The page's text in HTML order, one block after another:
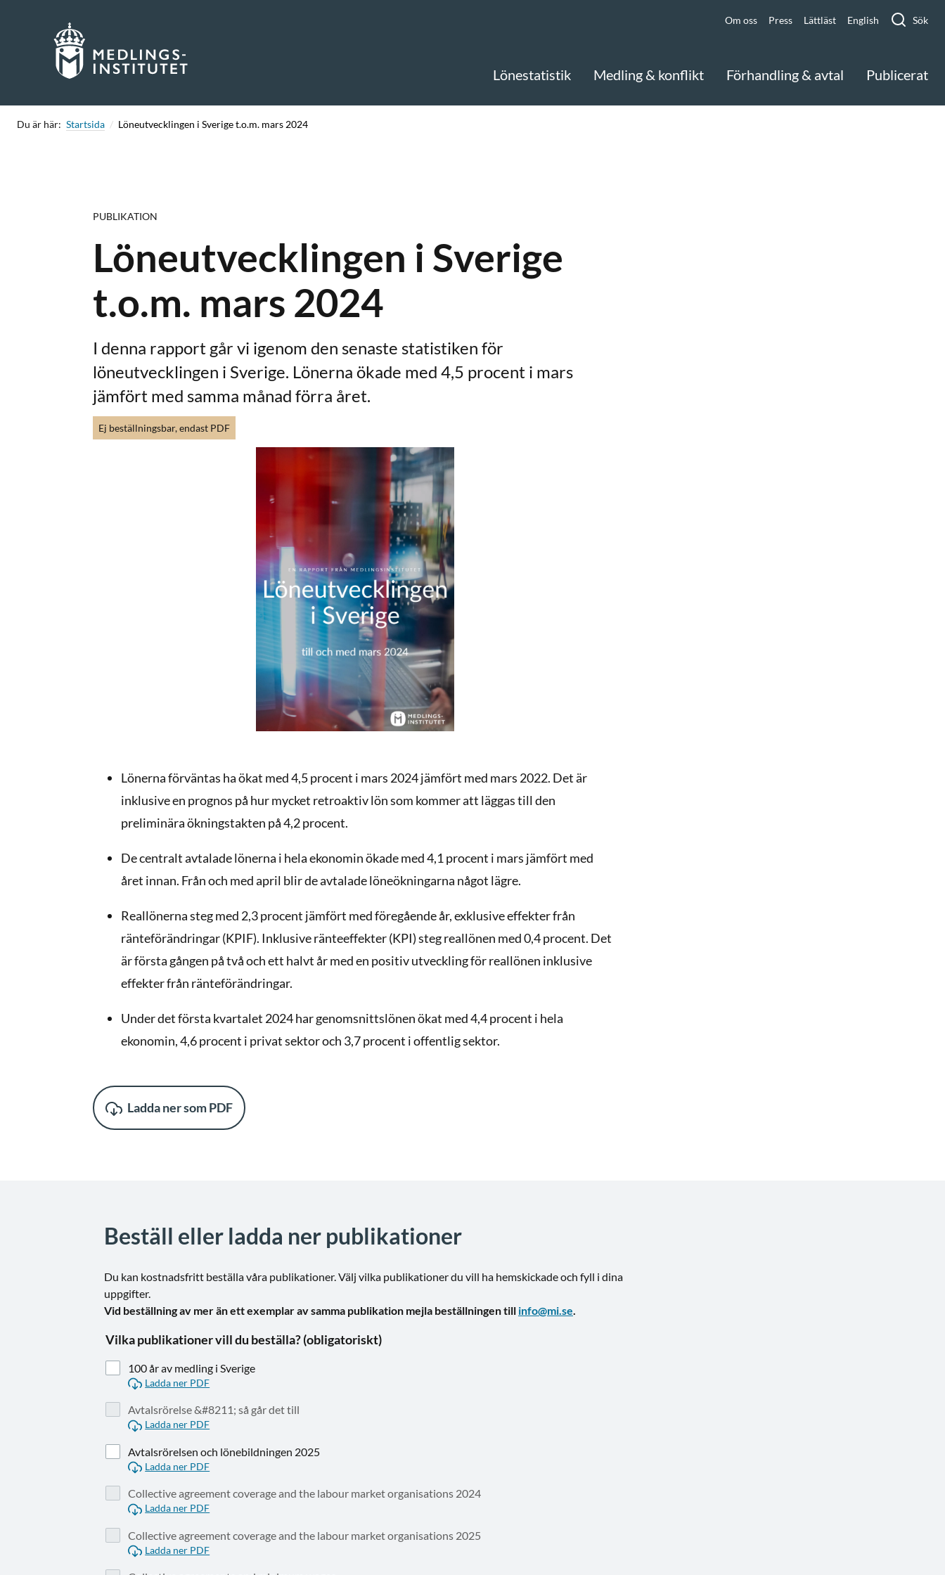
Lönestatistik Medling & konflikt Förhandling & avtal Publicerat
Om oss Press Lättläst English Sök
Du är här: Startsida Löneutvecklingen i Sverige t.o.m. mars 2024
PUBLIKATION
Löneutvecklingen i Sverige
t.o.m. mars 2024
I denna rapport går vi igenom den senaste statistiken för
löneutvecklingen i Sverige. Lönerna ökade med 4,5 procent i mars
jämfört med samma månad förra året.
Ej beställningsbar, endast PDF
Lönerna förväntas ha ökat med 4,5 procent i mars 2024 jämfört med mars 2022. Det är
inklusive en prognos på hur mycket retroaktiv lön som kommer att läggas till den
preliminära ökningstakten på 4,2 procent.
De centralt avtalade lönerna i hela ekonomin ökade med 4,1 procent i mars jämfört med
året innan. Från och med april blir de avtalade löneökningarna något lägre.
Reallönerna steg med 2,3 procent jämfört med föregående år, exklusive effekter från
ränteförändringar (KPIF). Inklusive ränteeffekter (KPI) steg reallönen med 0,4 procent. Det
är första gången på två och ett halvt år med en positiv utveckling för reallönen inklusive
effekter från ränteförändringar.
Under det första kvartalet 2024 har genomsnittslönen ökat med 4,4 procent i hela
ekonomin, 4,6 procent i privat sektor och 3,7 procent i offentlig sektor.
Ladda ner som PDF
Beställ eller ladda ner publikationer
Du kan kostnadsfritt beställa våra publikationer. Välj vilka publikationer du vill ha hemskickade och fyll i dina
uppgifter.
Vid beställning av mer än ett exemplar av samma publikation mejla beställningen till info@mi.se.
Vilka publikationer vill du beställa? (obligatoriskt)
100 år av medling i Sverige
Ladda ner PDF
Avtalsrörelse &#8211; så går det till
Ladda ner PDF
Avtalsrörelsen och lönebildningen 2025
Ladda ner PDF
Collective agreement coverage and the labour market organisations 2024
Ladda ner PDF
Collective agreement coverage and the labour market organisations 2025
Ladda ner PDF